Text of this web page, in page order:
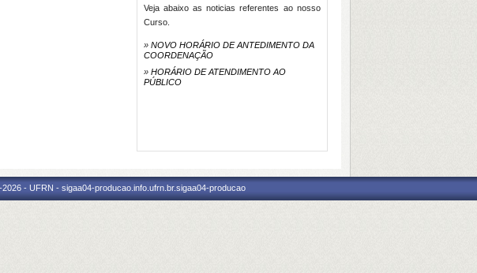
Veja abaixo as noticias referentes ao nosso
Curso.
» NOVO HORÁRIO DE ANTEDIMENTO DA
COORDENAÇÃO
» HORÁRIO DE ATENDIMENTO AO
PÚBLICO
- UFRN - sigaa04-producao.info.ufrn.br.sigaa04-producao